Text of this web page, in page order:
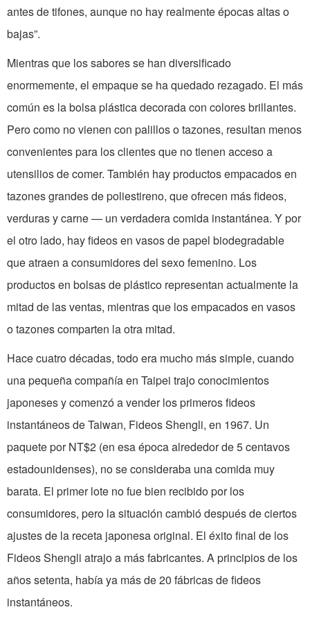
antes de tifones, aunque no hay realmente épocas altas o
bajas”.
Mientras que los sabores se han diversificado
enormemente, el empaque se ha quedado rezagado. El más
común es la bolsa plástica decorada con colores brillantes.
Pero como no vienen con palillos o tazones, resultan menos
convenientes para los clientes que no tienen acceso a
utensilios de comer. También hay productos empacados en
tazones grandes de poliestireno, que ofrecen más fideos,
verduras y carne — un verdadera comida instantánea. Y por
el otro lado, hay fideos en vasos de papel biodegradable
que atraen a consumidores del sexo femenino. Los
productos en bolsas de plástico representan actualmente la
mitad de las ventas, mientras que los empacados en vasos
o tazones comparten la otra mitad.
Hace cuatro décadas, todo era mucho más simple, cuando
una pequeña compañía en Taipei trajo conocimientos
japoneses y comenzó a vender los primeros fideos
instantáneos de Taiwan, Fideos Shengli, en 1967. Un
paquete por NT$2 (en esa época alrededor de 5 centavos
estadounidenses), no se consideraba una comida muy
barata. El primer lote no fue bien recibido por los
consumidores, pero la situación cambió después de ciertos
ajustes de la receta japonesa original. El éxito final de los
Fideos Shengli atrajo a más fabricantes. A principios de los
años setenta, había ya más de 20 fábricas de fideos
instantáneos.